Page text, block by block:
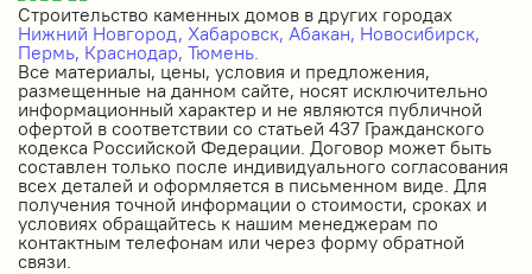
Строительство каменных домов в других городах
Нижний Новгород, Хабаровск, Абакан, Новосибирск,
Пермь, Краснодар, Тюмень.
Все материалы, цены, условия и предложения,
размещенные на данном сайте, носят исключительно
информационный характер и не являются публичной
офертой в соответствии со статьей 437 Гражданского
кодекса Российской Федерации. Договор может быть
составлен только после индивидуального согласования
всех деталей и оформляется в письменном виде. Для
получения точной информации о стоимости, сроках и
условиях обращайтесь к нашим менеджерам по
контактным телефонам или через форму обратной
связи.